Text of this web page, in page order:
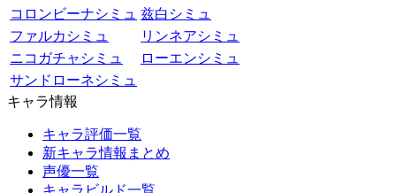
コロンビーナシミュ 兹白シミュ
ファルカシミュ
リンネアシミュ
ニコガチャシミュ
ローエンシミュ
サンドローネシミュ
キャラ情報
キャラ評価一覧
新キャラ情報まとめ
声優一覧
キャラビルド一覧